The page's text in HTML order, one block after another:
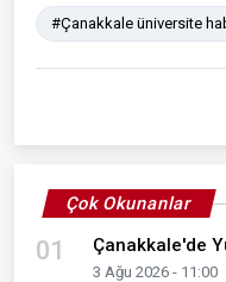
#Çanakkale üniversite
Çok Okunanlar
01 Çanakkale'de
3 Ağu 2026 - 11:00